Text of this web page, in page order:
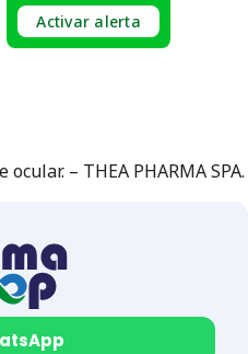
Activar alerta
– THEA PHARMA SPA.